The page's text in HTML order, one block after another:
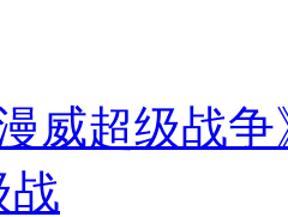
威超级战